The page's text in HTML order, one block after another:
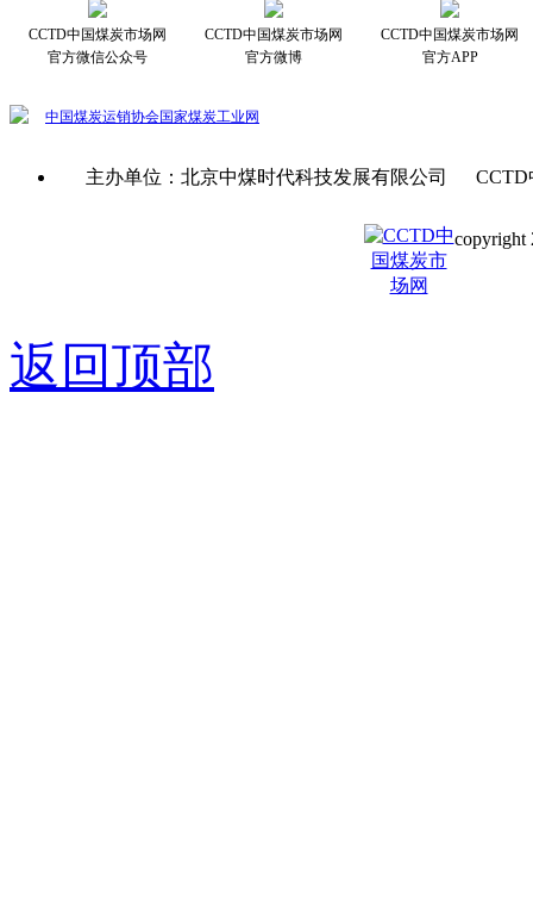
CCTD中国煤炭市场网
官方微信公众号
CCTD中国煤炭市场网
官方微博
CCTD中国煤炭市场网
官方APP
中国煤炭运销协会国家煤炭工业网
主办单位：北京中煤时代科技发展有限公司
copyright
返回顶部